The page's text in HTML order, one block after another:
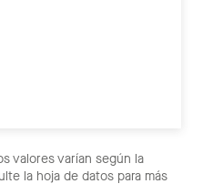
valores varían según la
la hoja de datos para más